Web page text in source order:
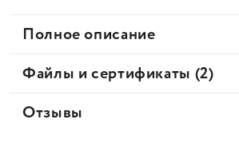
Полное описание
Файлы и сертификаты (2)
Отзывы